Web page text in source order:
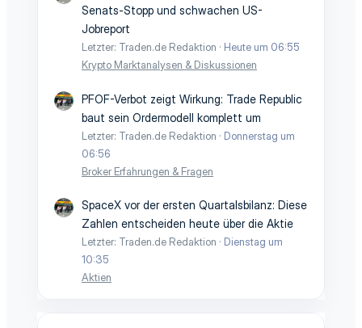
Senats-Stopp und schwachen US-
Jobreport
Letzter: Traden.de Redaktion
Heute um 06:55
Krypto Marktanalysen & Diskussionen
PFOF-Verbot zeigt Wirkung: Trade Republic
baut sein Ordermodell komplett um
Letzter: Traden.de Redaktion
Donnerstag um
06:56
Broker Erfahrungen & Fragen
SpaceX vor der ersten Quartalsbilanz: Diese
Zahlen entscheiden heute über die Aktie
Letzter: Traden.de Redaktion
Dienstag um
10:35
Aktien